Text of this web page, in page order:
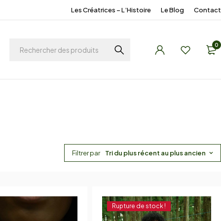
Les Créatrices – L’Histoire Le Blog Contact
0
Filtrer par Tri du plus récent au plus ancien
Rupture de stock !